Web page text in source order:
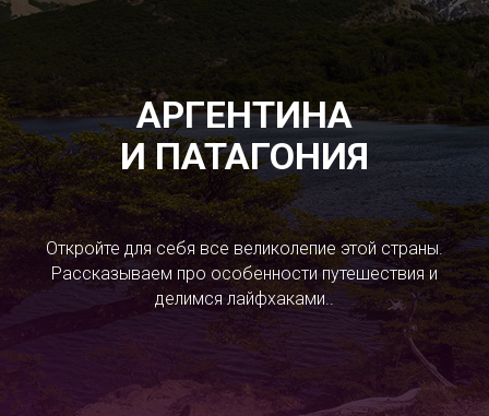
АРГЕНТИНА
И ПАТАГОНИЯ
Откройте для себя все великолепие этой страны.
Рассказываем про особенности путешествия и
делимся лайфхаками..